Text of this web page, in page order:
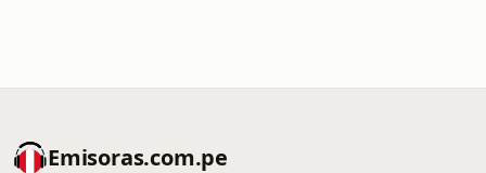
Emisoras.com.pe